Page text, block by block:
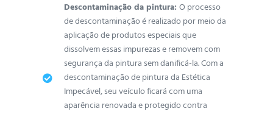
Descontaminação da pintura: O processo
de descontaminação é realizado por meio da
aplicação de produtos especiais que
dissolvem essas impurezas e removem com
segurança da pintura sem danificá-la. Com a
descontaminação de pintura da Estética
Impecável, seu veículo ficará com uma
aparência renovada e protegido contra